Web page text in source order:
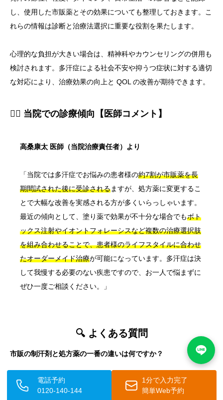
し、使用した市販薬とその効果についても整理しておきます。こ
れらの情報は診断と治療法選択に重要な役割を果たします。
心理的な負担が大きい場合は、精神科やカウンセリングの併用も
検討されます。多汗症による社会不安や抑うつ症状に対する適切
な対応により、治療効果の向上と QOL の改善が期待できます。
👨‍⚕️ 当院での診療傾向【医師コメント】
高桑康太 医師（当院治療責任者）より
「当院では多汗症でお悩みの患者様の約7割が市販薬を長
期間試された後に受診されるますが、処方薬に変更するこ
とで大幅な改善を実感される方が多くいらっしゃいます。
最近の傾向として、塗り薬で効果が不十分な場合でもボト
ックス注射やイオントフォレーシスなど複数の治療選択肢
を組み合わせることで、患者様のライフスタイルに合わせ
たオーダーメイド治療が可能になっています。多汗症は決
して我慢する必要のない疾患ですので、お一人で悩まずに
ぜひ一度ご相談ください。」
🔍 よくある質問
市販の制汗剤と処方薬の一番の違いは何ですか？
最大の違いは有効成分の濃度
です。市販品の塩化アルミニウム濃
度は通常5%以下ですが、
処方薬では10-25%の高濃度製剤
電話予約
0120-140-144
1分で入力完了
簡単Web予約